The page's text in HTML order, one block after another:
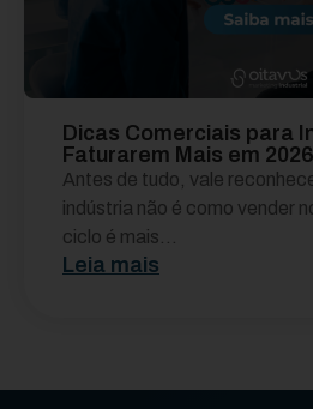
Dicas Comerciais para
Faturarem Mais em 2026
Antes de tudo, vale
indústria não é como vender
ciclo é mais...
Leia mais